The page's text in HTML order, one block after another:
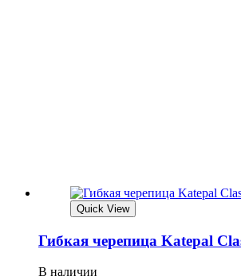
Quick View
Гибкая черепица Katepal
В наличии